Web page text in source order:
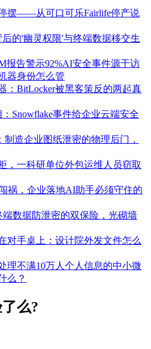
摆——从可口可乐Fairlife停产说
的'幽灵权限'与终端数据移交生
报告警示92%AI安全事件源于访
器身份怎么管
：BitLocker被黑客策反的两起真
Snowflake事件给企业云端安全
造企业图纸泄密的物理后门，
，一科研单位外包运维人员窃取
祸，企业落地AI助手必须守住的
数据防泄密的双保险，光砌墙
对手桌上：设计院外发文件怎么
理不满10万人个人信息的中小微
么？
么?